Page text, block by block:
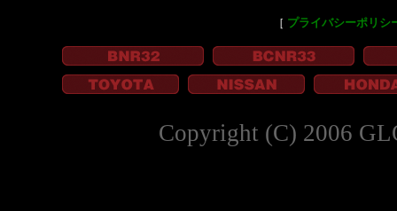
［ プライバシーポリシ
Copyright (C) 2006